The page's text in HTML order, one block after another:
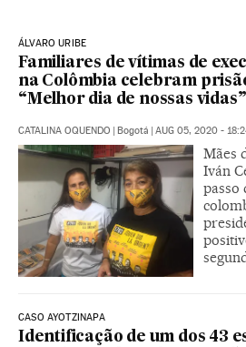
ÁLVARO URIBE
Familiares de vítimas de
na Colômbia celebram
“Melhor dia de nossas vidas”
CATALINA OQUENDO Bogotá AUG 05, 2020 -
Mães
Iván
passo
CASO AYOTZINAPA
Identificação de um dos 43